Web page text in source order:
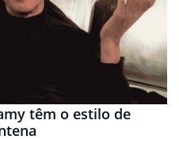
têm o estilo de